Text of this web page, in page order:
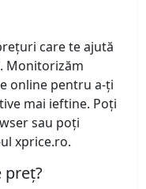
care te ajută
Monitorizăm
online pentru a-ți
mai ieftine. Poți
sau poți
xprice.ro.
preț?